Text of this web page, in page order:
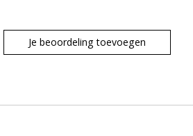
Je beoordeling toevoegen